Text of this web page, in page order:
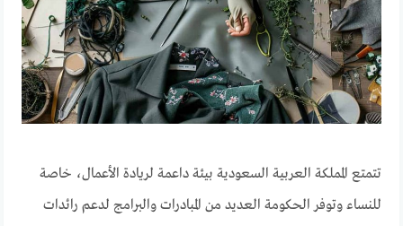
تتمتع المملكة العربية السعودية بيئة داعمة لريادة الأعمال، خاصة
للنساء وتوفر الحكومة العديد من المبادرات والبرامج لدعم رائدات